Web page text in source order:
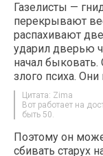
Газелисты —
перекрывают
распахивают
ударил дверью
начал быковать.
злого психа.
Цитата: Zima
Вот работает на
быть 50.
Поэтому он
сбивать старух